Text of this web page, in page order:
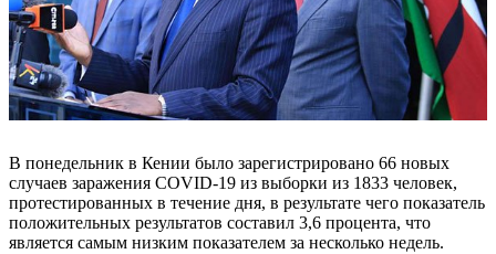
В понедельник в Кении было зарегистрировано 66 новых
случаев заражения COVID-19 из выборки из 1833 человек,
протестированных в течение дня, в результате чего показатель
положительных результатов составил 3,6 процента, что
является самым низким показателем за несколько недель.